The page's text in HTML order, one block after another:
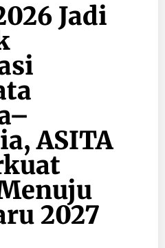
Jadi
ASITA
2027